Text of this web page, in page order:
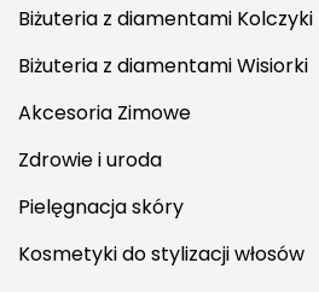
Biżuteria z diamentami Kolczyki
Biżuteria z diamentami Wisiorki
Akcesoria Zimowe
Zdrowie i uroda
Pielęgnacja skóry
Kosmetyki do stylizacji włosów